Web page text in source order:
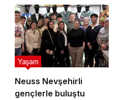
Neuss Nevşehirli
gençlerle buluştu
Yaşam